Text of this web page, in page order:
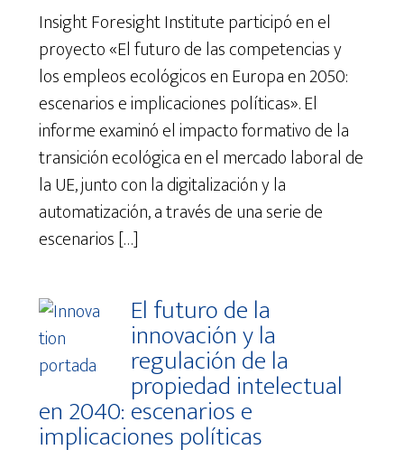
Insight Foresight Institute participó en el
proyecto «El futuro de las competencias y
los empleos ecológicos en Europa en 2050:
escenarios e implicaciones políticas». El
informe examinó el impacto formativo de la
transición ecológica en el mercado laboral de
la UE, junto con la digitalización y la
automatización, a través de una serie de
escenarios […]
El futuro de la
innovación y la
regulación de la
propiedad intelectual
en 2040: escenarios e
implicaciones políticas